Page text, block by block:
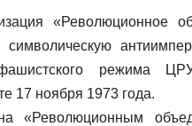
режима
17 ноября 1973 года.
«Революционным